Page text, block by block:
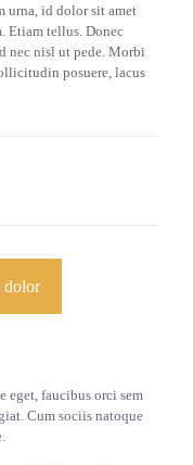
urna, id dolor sit amet
Etiam tellus. Donec
nec nisl ut pede. Morbi
posuere, lacus
dolor
eget, faucibus orci sem
Cum sociis natoque